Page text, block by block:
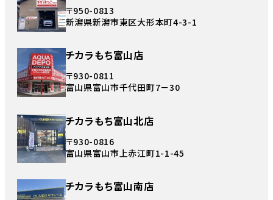
〒950-0813
新潟県新潟市東区大形本町4-3-1
チカラもち富山店
〒930-0811
富山県富山市千代田町7－30
チカラもち富山北店
〒930-0816
富山県富山市上赤江町1-1-45
チカラもち富山南店